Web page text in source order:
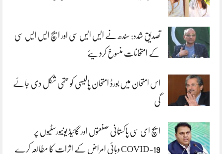
تصدیق شدہ: سندھ نے ایس ایس سی اور ایچ ایس ایس سی
کے امتحانات منسوخ کردیئے
اس امتحان میں بورڈ امتحان پالیسی کو حتمی شکل دی جائے
گی
ایچ ای سی پاکستانی صنعتوں اور گائیڈ یونیورسٹیوں پر
COVID-19 وبائی امراض کے اثرات کا مطالعہ کرے